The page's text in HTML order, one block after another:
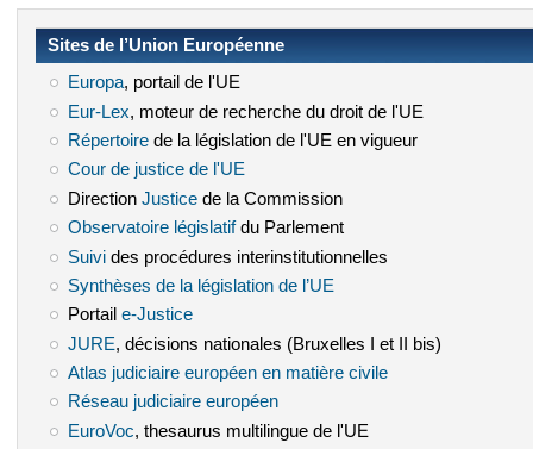
Sites de l’Union Européenne
Europa(le lien est externe)
, portail de l'UE
Eur-Lex (le lien est externe)
, moteur de recherche du droit de l'UE
Répertoire(le lien est externe)
de la législation de l'UE en vigueur
Cour de justice de l'UE
Direction Justice(le lien est externe)
de la Commission
Observatoire législatif(le lien est externe)
du Parlement
Suivi(le lien est externe)
des procédures interinstitutionnelles
Synthèses de la législation de l’UE
Portail e-Justice(le lien est externe)
JURE (le lien est externe)
, décisions nationales (Bruxelles I et II bis)
Atlas judiciaire européen en matière civile(le lien est externe)
Réseau judiciaire européen(le lien est externe)
EuroVoc (le lien est externe)
, thesaurus multilingue de l'UE